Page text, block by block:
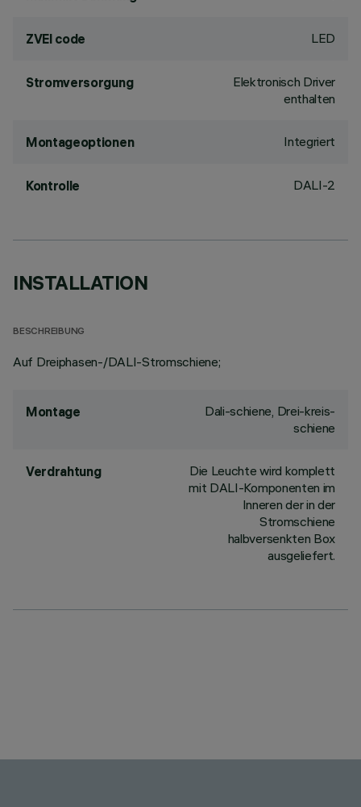
ZVEI code LED
Stromversorgung
Elektronisch Driver
enthalten
Montageoptionen Integriert
Kontrolle DALI-2
INSTALLATION
BESCHREIBUNG
Auf Dreiphasen-/DALI-Stromschiene;
Montage
Dali-schiene, Drei-kreis-
schiene
Verdrahtung
Die Leuchte wird komplett
mit DALI-Komponenten im
Inneren der in der
Stromschiene
halbversenkten Box
ausgeliefert.